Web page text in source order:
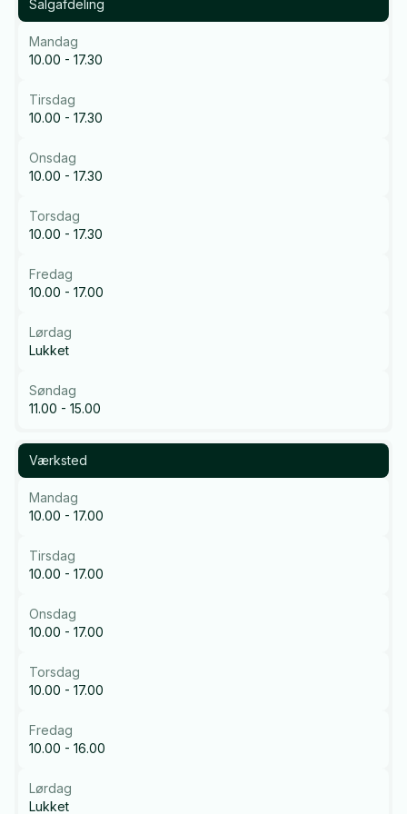
Salgafdeling
Mandag
10.00 - 17.30
Tirsdag
10.00 - 17.30
Onsdag
10.00 - 17.30
Torsdag
10.00 - 17.30
Fredag
10.00 - 17.00
Lørdag
Lukket
Søndag
11.00 - 15.00
Værksted
Mandag
10.00 - 17.00
Tirsdag
10.00 - 17.00
Onsdag
10.00 - 17.00
Torsdag
10.00 - 17.00
Fredag
10.00 - 16.00
Lørdag
Lukket